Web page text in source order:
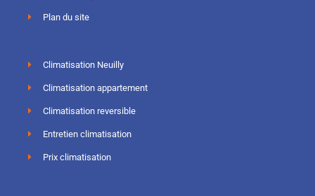
Plan du site
Climatisation Neuilly
Climatisation appartement
Climatisation reversible
Entretien climatisation
Prix climatisation